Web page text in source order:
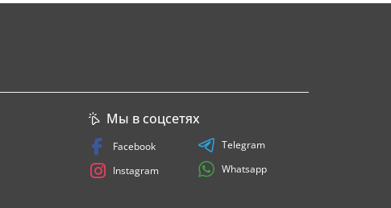
Мы в соцсетях
Facebook
Instagram
Telegram
Whatsapp